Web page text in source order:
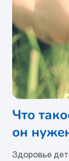
Что
он
Здоровье